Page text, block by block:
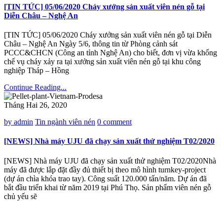
[TIN TỨC] 05/06/2020 Cháy xưởng sản xuất viên nén gỗ tại
Diễn Châu – Nghệ An
[TIN TỨC] 05/06/2020 Cháy xưởng sản xuất viên nén gỗ tại Diễn
Châu – Nghệ An Ngày 5/6, thông tin từ Phòng cảnh sát
PCCC&CHCN (Công an tỉnh Nghệ An) cho biết, đơn vị vừa khống
chế vụ cháy xảy ra tại xưởng sản xuất viên nén gỗ tại khu công
nghiệp Tháp – Hồng
Continue Reading...
Tháng Hai 26, 2020
by admin Tin ngành viên nén 0 comment
[NEWS] Nhà máy UJU đã chạy sản xuất thử nghiệm T02/2020
[NEWS] Nhà máy UJU đã chạy sản xuất thử nghiệm T02/2020Nhà
máy đã được lắp đặt đầy đủ thiết bị theo mô hình turnkey-project
(dự án chìa khóa trao tay). Công suất 120.000 tấn/năm. Dự án đã
bắt đầu triển khai từ năm 2019 tại Phú Thọ. Sản phẩm viên nén gỗ
chủ yếu sẽ